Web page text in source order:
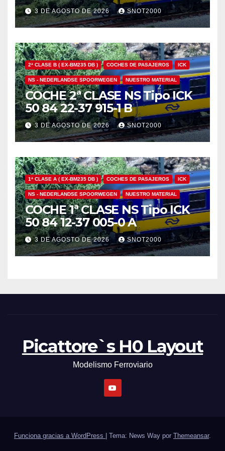
3 DE AGOSTO DE 2026 SNOT2000
2ª CLASE B ( EX-BM235 DB ) COCHES DE PASAJEROS ICK
NS - NEDERLANDSE SPOORWEGEN NUESTRO MATERIAL
COCHE 2ª CLASE NS Tipo ICK
50 84 22-37 915-1 B
3 DE AGOSTO DE 2026 SNOT2000
1ª CLASE A ( EX-BM235 DB ) COCHES DE PASAJEROS ICK
NS - NEDERLANDSE SPOORWEGEN NUESTRO MATERIAL
COCHE 1ª CLASE NS Tipo ICK
50 84 12-37 005-0 A
3 DE AGOSTO DE 2026 SNOT2000
Picattore`s H0 Layout
Modelismo Ferroviario
Funciona gracias a WordPress Tema: News Way por Themeansar.